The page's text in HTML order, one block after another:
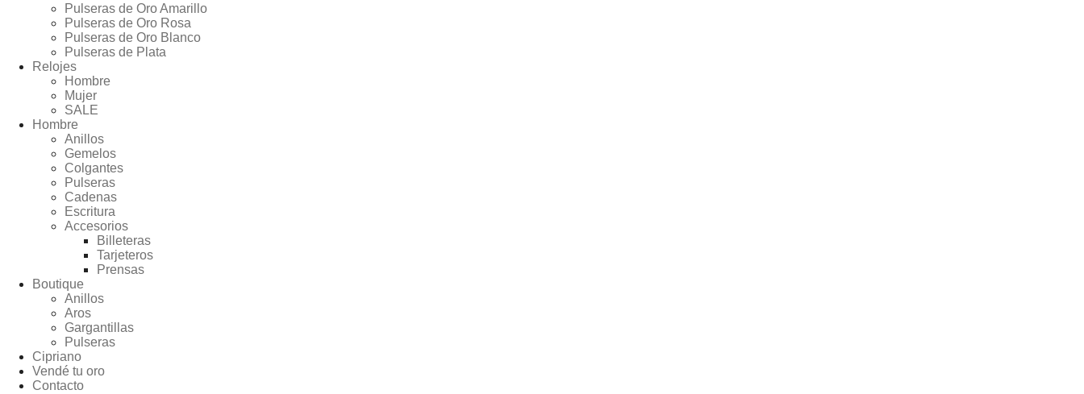
Pulseras de Oro Amarillo
Pulseras de Oro Rosa
Pulseras de Oro Blanco
Pulseras de Plata
Relojes
Hombre
Mujer
SALE
Hombre
Anillos
Gemelos
Colgantes
Pulseras
Cadenas
Escritura
Accesorios
Billeteras
Tarjeteros
Prensas
Boutique
Anillos
Aros
Gargantillas
Pulseras
Cipriano
Vendé tu oro
Contacto